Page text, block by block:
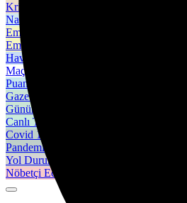
Kripto para piyasalarında son durum!
Namaz Vakitleri
Emtia
Emtia'larda son durum!
Hava Durumu
Maç Merkezi
Puan Durumu
Gazeteler
Günün gazete manşetlerini inceleyin.
Canlı Tv
Covid 19
Pandeminin detayları..
Yol Durumu
Nöbetçi Eczaneler